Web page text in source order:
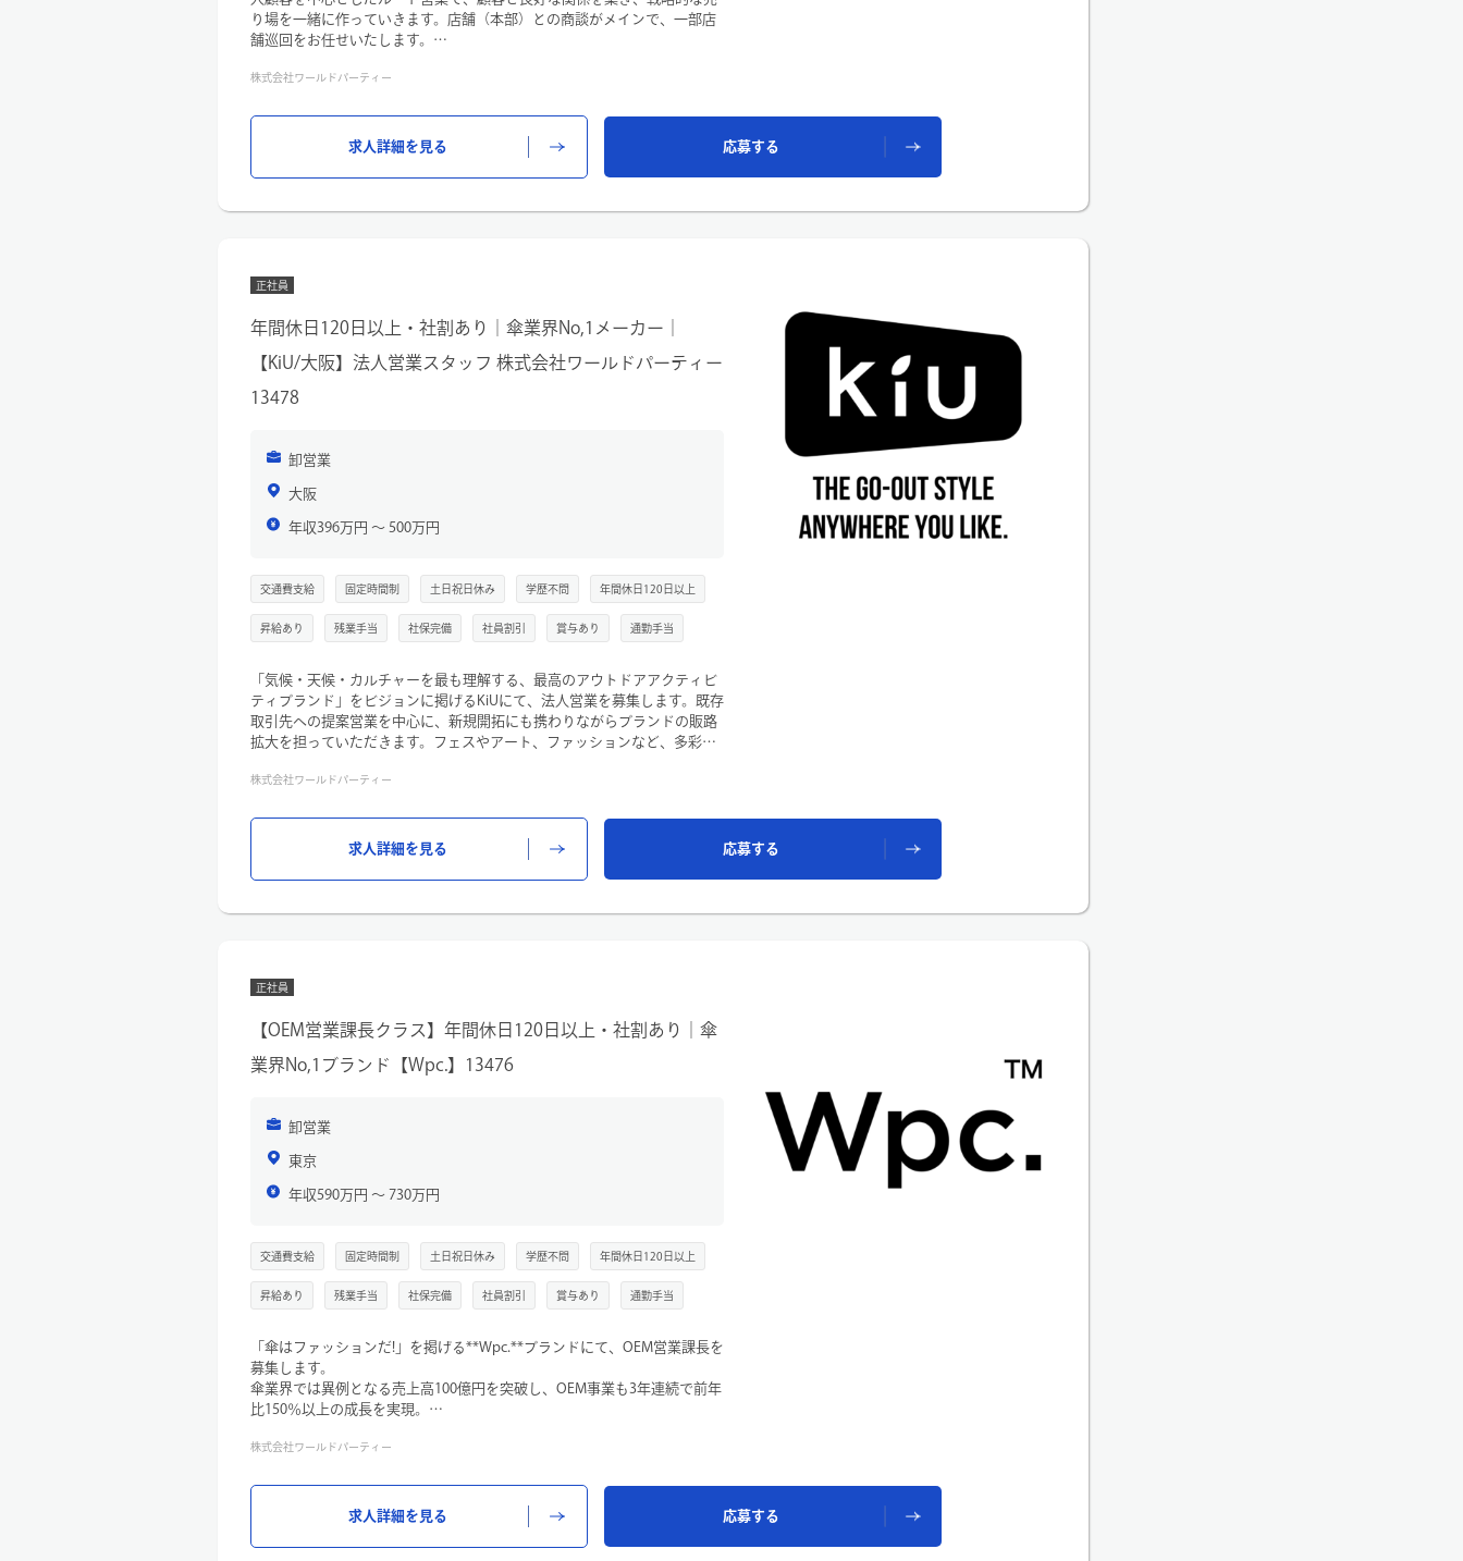
り場を一緒に作っていきます。店舗（本部）との商談がメインで、一部店
舗巡回をお任せいたします。
・本部商談（店舗へのヒアリングや店舗売上から売れ筋を分析・把握し、
・戦略的な売場改善や施策の検討・サンプル出荷・出荷手配・店舗ラウン
ド（月1～2回）・イベント、催事出展ヘルプ
株式会社ワールドパーティー
求人詳細を見る 応募する
正社員
年間休日120日以上・社割あり｜傘業界No,1メーカー｜
【KiU/大阪】法人営業スタッフ 株式会社ワールドパーティー
13478
卸営業
大阪
年収396万円 〜 500万円
交通費支給 固定時間制 土日祝日休み 学歴不問 年間休日120日以上
昇給あり 残業手当 社保完備 社員割引 賞与あり 通勤手当
「気候・天候・カルチャーを最も理解する、最高のアウトドアアクティビ
ティブランド」をビジョンに掲げるKiUにて、法人営業を募集します。既存
取引先への提案営業を中心に、新規開拓にも携わりながらブランドの販路
拡大を担っていただきます。フェスやアート、ファッションなど、多彩な
ションです。
事業成長をリードしていただける方をお待ちしています！
【この仕事の魅力】
ーケティングが一体となってビジネスを企てているため、チームで成果を
株式会社ワールドパーティー
求人詳細を見る 応募する
正社員
【OEM営業課長クラス】年間休日120日以上・社割あり｜傘
業界No,1ブランド【Wpc.】13476
卸営業
東京
年収590万円 〜 730万円
交通費支給 固定時間制 土日祝日休み 学歴不問 年間休日120日以上
昇給あり 残業手当 社保完備 社員割引 賞与あり 通勤手当
「傘はファッションだ!」を掲げる**Wpc.**ブランドにて、OEM営業課長を
募集します。
傘業界では異例となる売上高100億円を突破し、OEM事業も3年連続で前年
比150％以上の成長を実現。
クライアントへの提案だけでなく、海外工場との折衝や商品企画、納品ま
して3名のメンバーをマネジメントし、チームを牽引しながら事業成長を
リードしていただきます。
株式会社ワールドパーティー
求人詳細を見る 応募する